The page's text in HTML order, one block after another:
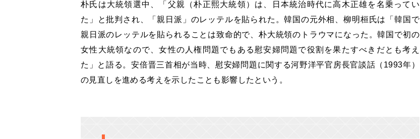
朴氏は大統領選中、「父親（朴正熙大統領）は、日本統治時代に高木正雄を名乗ってい
た」と批判され、「親日派」のレッテルを貼られた。韓国の元外相、柳明桓氏は「韓国で
親日派のレッテルを貼られることは致命的で、朴大統領のトラウマになった。韓国で初の
女性大統領なので、女性の人権問題でもある慰安婦問題で役割を果たすべきだとも考え
た」と語る。安倍晋三首相が当時、慰安婦問題に関する河野洋平官房長官談話（1993年）
の見直しを進める考えを示したことも影響したという。